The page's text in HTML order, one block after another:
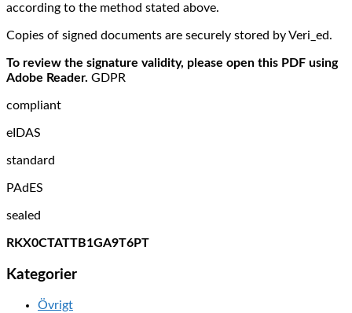
according to the method stated above.
Copies of signed documents are securely stored by Veri_ed.
To review the signature validity, please open this PDF using
Adobe Reader. GDPR
compliant
eIDAS
standard
PAdES
sealed
RKX0CTATTB1GA9T6PT
Kategorier
Övrigt